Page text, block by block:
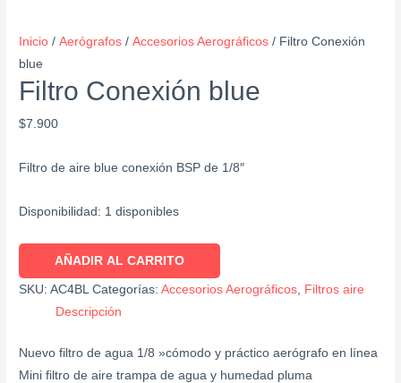
Inicio /Aerógrafos /Accesorios Aerográficos / Filtro Conexión
blue
Filtro Conexión blue
$7.900
Filtro de aire blue conexión BSP de 1/8″
Disponibilidad: 1 disponibles
AÑADIR AL CARRITO
SKU:AC4BL Categorías:Accesorios Aerográficos, Filtros aire
Descripción
Nuevo filtro de agua 1/8 »cómodo y práctico aerógrafo en línea
Mini filtro de aire trampa de agua y humedad pluma